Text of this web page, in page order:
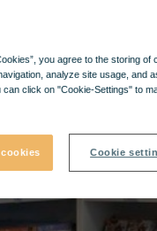
you agree to the storing of
analyze site usage, and
click on "Cookie-Settings" to
Cookie